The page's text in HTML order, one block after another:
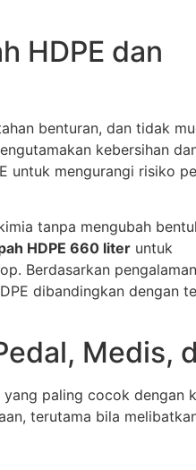
HDPE dan
benturan, dan tidak
kebersihan
untuk mengurangi risiko
tanpa mengubah
HDPE 660 liter untuk
Berdasarkan
dibandingkan dengan
Medis,
paling cocok dengan
terutama bila